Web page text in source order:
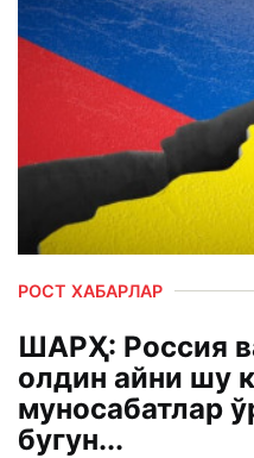
РОСТ ХАБАРЛАР
ШАРҲ: Россия
олдин айни шу
муносабатлар
бугун...